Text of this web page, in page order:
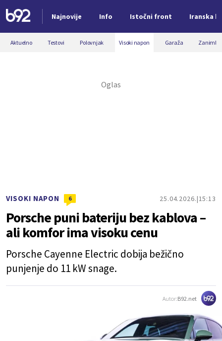
Najnovije Info Istočni front Iranska
Nova vest
Aktuelno Testovi Polovnjak Visoki napon Garaža
VISOKI NAPON 6 25.04.2026. 15:13
Porsche puni bateriju bez kablova –
ali komfor ima visoku cenu
Porsche Cayenne Electric dobija bežično
punjenje do 11 kW snage.
Autor:B92.net